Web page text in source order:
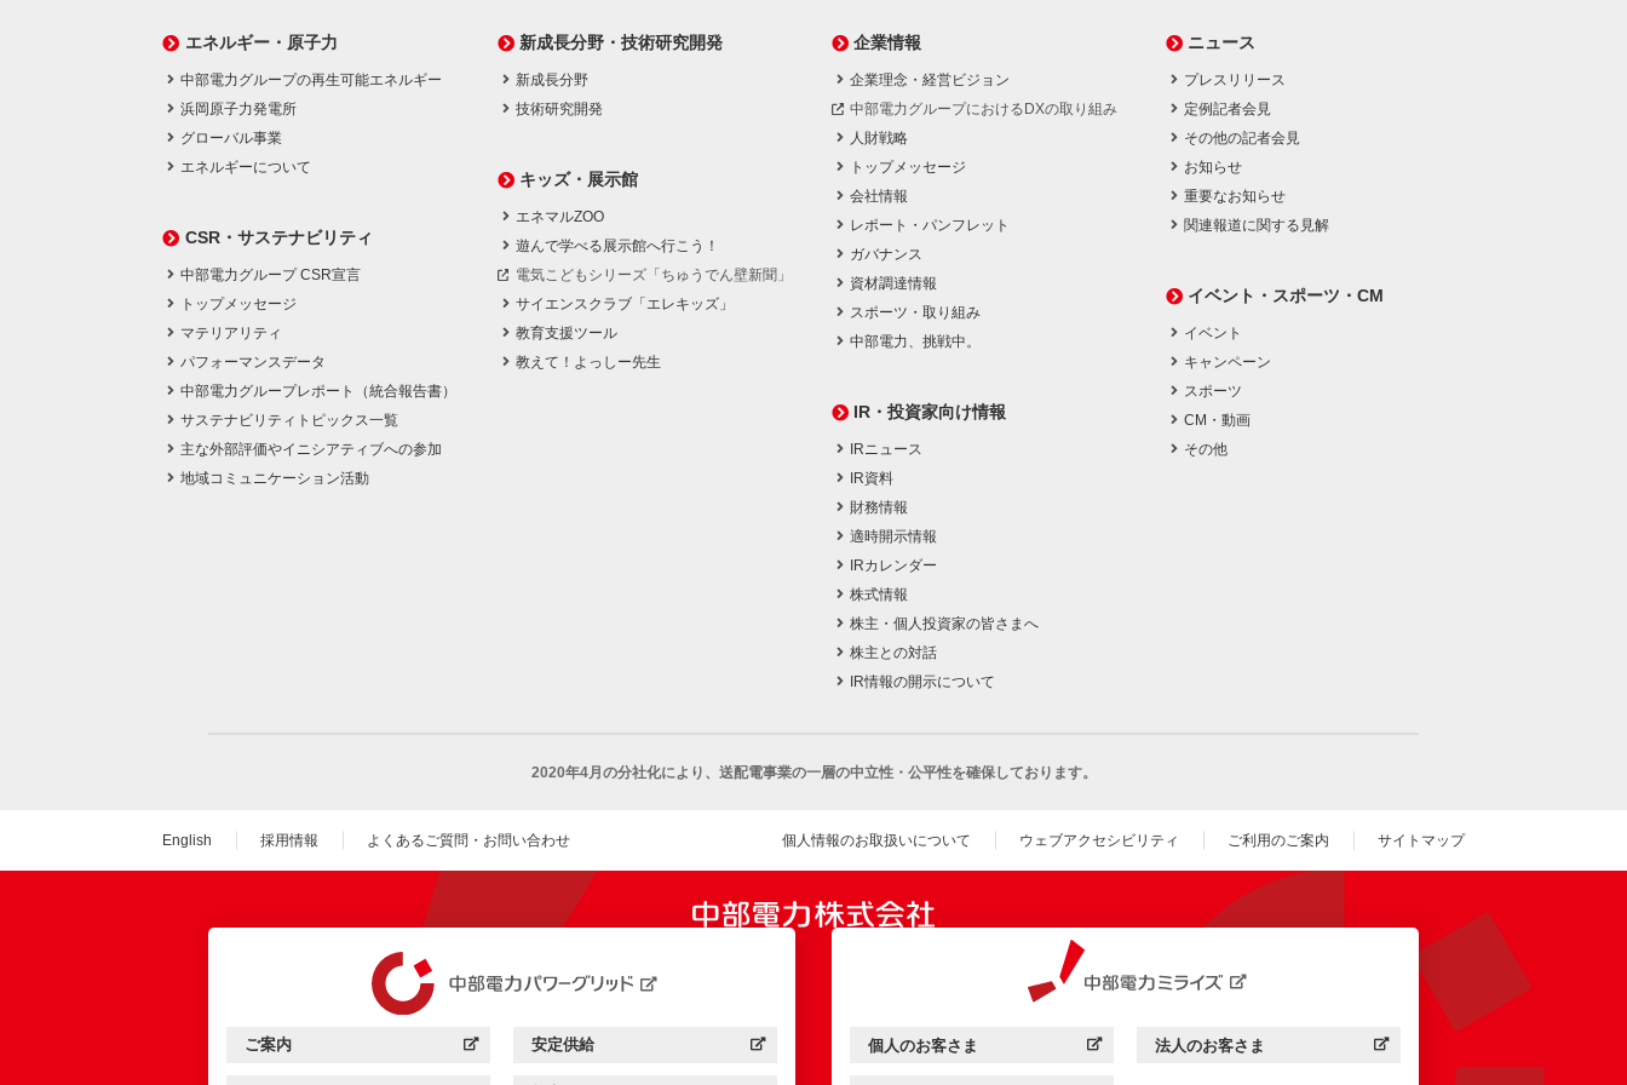
エネルギー・原子力
中部電力グループの再生可能エネルギー
浜岡原子力発電所
グローバル事業
エネルギーについて
CSR・サステナビリティ
中部電力グループ CSR宣言
トップメッセージ
マテリアリティ
パフォーマンスデータ
中部電力グループレポート（統合報告書）
サステナビリティトピックス一覧
主な外部評価やイニシアティブへの参加
地域コミュニケーション活動
新成長分野・技術研究開発
新成長分野
技術研究開発
キッズ・展示館
エネマルZOO
遊んで学べる展示館へ行こう！
電気こどもシリーズ「ちゅうでん壁新聞」
サイエンスクラブ「エレキッズ」
教育支援ツール
教えて！よっしー先生
企業情報
企業理念・経営ビジョン
中部電力グループにおけるDXの取り組み
人財戦略
トップメッセージ
会社情報
レポート・パンフレット
ガバナンス
資材調達情報
スポーツ・取り組み
中部電力、挑戦中。
IR・投資家向け情報
IRニュース
IR資料
財務情報
適時開示情報
IRカレンダー
株式情報
株主・個人投資家の皆さまへ
株主との対話
IR情報の開示について
ニュース
プレスリリース
定例記者会見
その他の記者会見
お知らせ
重要なお知らせ
関連報道に関する見解
イベント・スポーツ・CM
イベント
キャンペーン
スポーツ
CM・動画
その他
2020年4月の分社化により、 送配電事業の一層の中立性・公平性を確保しております。
English 採用情報 よくあるご質問・お問い合わせ 個人情報のお取扱いについて ウェブアクセシビリティ ご利用のご案内 サイトマップ
中部電力パワーグリッド：
ご案内
（新しいウィンドウを開きます） 中部電力パワーグリッド：
安定供給
（新しいウィンドウを開きます） 中部電力ミライズ：
個人のお客さま
（新しいウィンドウを開きます） 中部電力ミライズ：
法人のお客さま
（新しいウィンドウを開きます）